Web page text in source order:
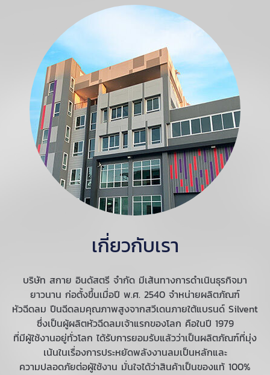
เกี่ยวกับเรา
บริษัท สกาย อินดัสตรี จำกัด มีเส้นทางการดำเนินธุรกิจมา
ยาวนาน ก่อตั้งขึ้นเมื่อปี พ.ศ. 2540 จำหน่ายผลิตภัณฑ์
หัวฉีดลม ปืนฉีดลมคุณภาพสูงจากสวีเดนภายใต้แบรนด์ Silvent
ซึ่งเป็นผู้ผลิตหัวฉีดลมเจ้าแรกของโลก คือในปี 1979
ที่มีผู้ใช้งานอยู่ทั่วโลก ได้รับการยอมรับแล้วว่าเป็นผลิตภัณฑ์ที่มุ่ง
เน้นในเรื่องการประหยัดพลังงานลมเป็นหลักและ
ความปลอดภัยต่อผู้ใช้งาน มั่นใจได้ว่าสินค้าเป็นของแท้ 100%